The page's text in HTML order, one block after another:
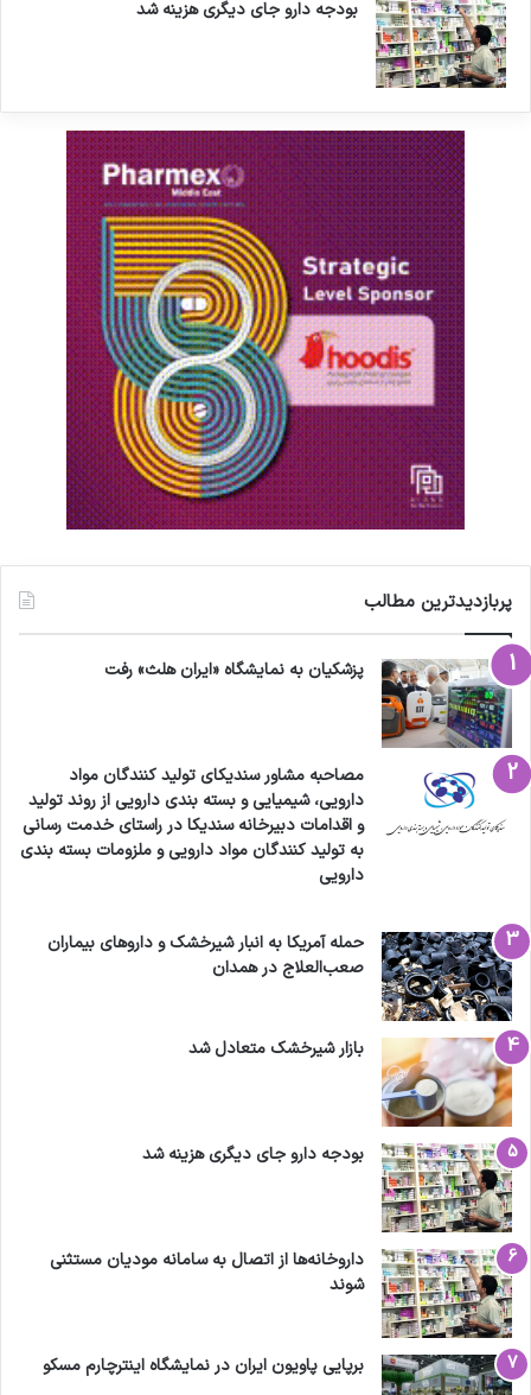
بودجه دارو جای دیگری هزینه شد
پربازدیدترین مطالب
پزشکیان به نمایشگاه «ایران هلث» رفت
مصاحبه مشاور سندیکای تولید کنندگان مواد
دارویی، شیمیایی و بسته بندی دارویی از روند تولید
و اقدامات دبیرخانه سندیکا در راستای خدمت رسانی
به تولید کنندگان مواد دارویی و ملزومات بسته بندی
دارویی
حمله آمریکا به انبار شیرخشک و داروهای بیماران
صعب‌العلاج در همدان
بازار شیرخشک متعادل شد
بودجه دارو جای دیگری هزینه شد
داروخانه‌ها از اتصال به سامانه مودیان مستثنی
شوند
برپایی پاویون ایران در نمایشگاه اینترچارم مسکو